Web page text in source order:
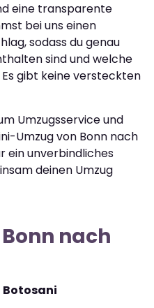
eine transparente
bei uns einen
sodass du genau
sind und welche
gibt keine versteckten
Umzugsservice und
Umzug von Bonn nach
ein unverbindliches
deinen Umzug
nach
Botosani